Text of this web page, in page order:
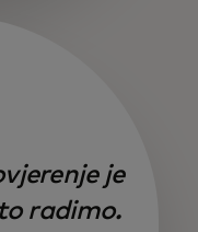
je
radimo.